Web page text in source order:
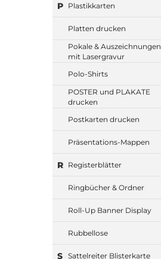
P Plastikkarten
Platten drucken
Pokale & Auszeichnungen
mit Lasergravur
Polo-Shirts
POSTER und PLAKATE
drucken
Postkarten drucken
Präsentations-Mappen
R Registerblätter
Ringbücher & Ordner
Roll-Up Banner Display
Rubbellose
S Sattelreiter Blisterkarte